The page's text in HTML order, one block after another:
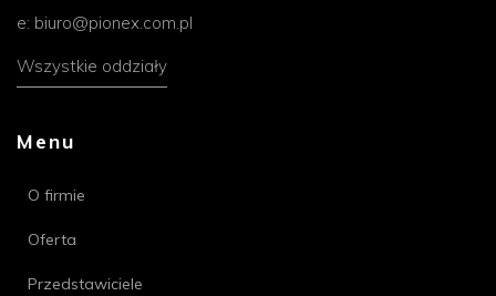
e: biuro@pionex.com.pl
Wszystkie oddziały
Menu
O firmie
Oferta
Przedstawiciele